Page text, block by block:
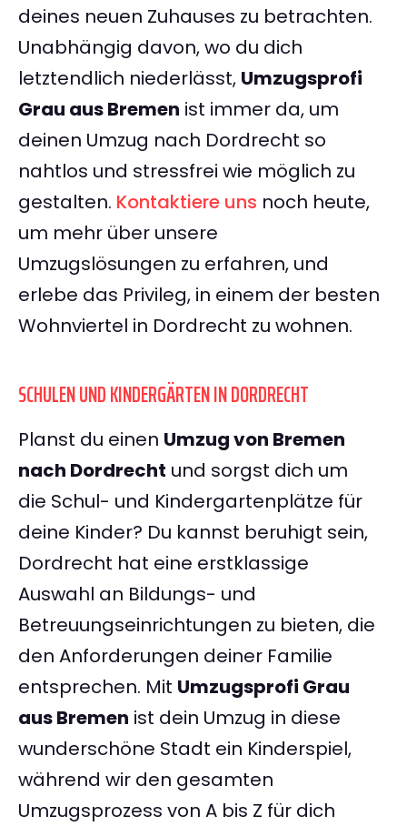
deines neuen Zuhauses zu betrachten.
Unabhängig davon, wo du dich
letztendlich niederlässt, Umzugsprofi
Grau aus Bremen ist immer da, um
deinen Umzug nach Dordrecht so
nahtlos und stressfrei wie möglich zu
gestalten. Kontaktiere uns noch heute,
um mehr über unsere
Umzugslösungen zu erfahren, und
erlebe das Privileg, in einem der besten
Wohnviertel in Dordrecht zu wohnen.
SCHULEN UND KINDERGÄRTEN IN DORDRECHT
Planst du einen Umzug von Bremen
nach Dordrecht und sorgst dich um
die Schul- und Kindergartenplätze für
deine Kinder? Du kannst beruhigt sein,
Dordrecht hat eine erstklassige
Auswahl an Bildungs- und
Betreuungseinrichtungen zu bieten, die
den Anforderungen deiner Familie
entsprechen. Mit Umzugsprofi Grau
aus Bremen ist dein Umzug in diese
wunderschöne Stadt ein Kinderspiel,
während wir den gesamten
Umzugsprozess von A bis Z für dich